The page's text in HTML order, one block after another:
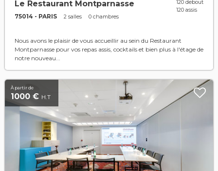
Le Restaurant Montparnasse
75014 - PARIS 2 salles 0 chambres
120 debout
120 assis
Nous avons le plaisir de vous accueillir au sein du Restaurant
Montparnasse pour vos repas assis, cocktails et bien plus à l'étage de
notre nouveau...
À partir de
1000 € H.T